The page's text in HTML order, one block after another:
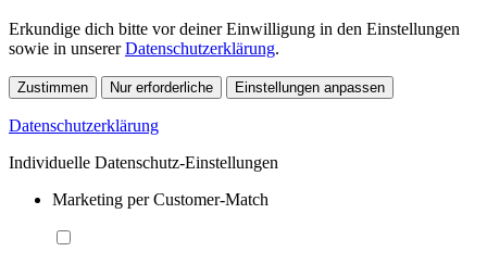
Erkundige dich bitte vor deiner Einwilligung in den Einstellungen
sowie in unsererDatenschutzerklärung.
Zustimmen Nur erforderliche Einstellungen anpassen
Datenschutzerklärung
Individuelle Datenschutz-Einstellungen
Marketing per Customer-Match